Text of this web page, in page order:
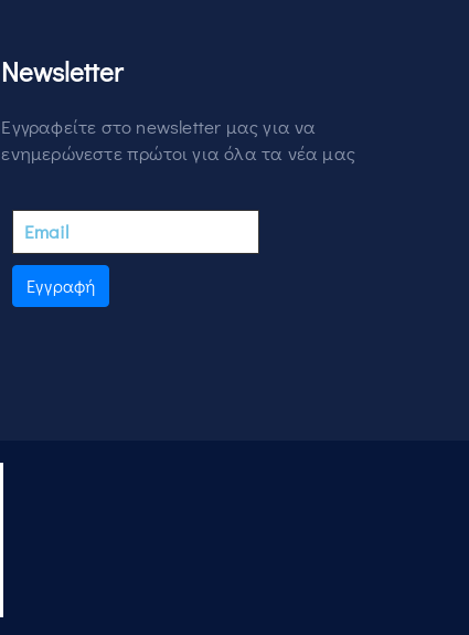
Newsletter
Εγγραφείτε στο newsletter μας για να
ενημερώνεστε πρώτοι για όλα τα νέα μας
Εγγραφή